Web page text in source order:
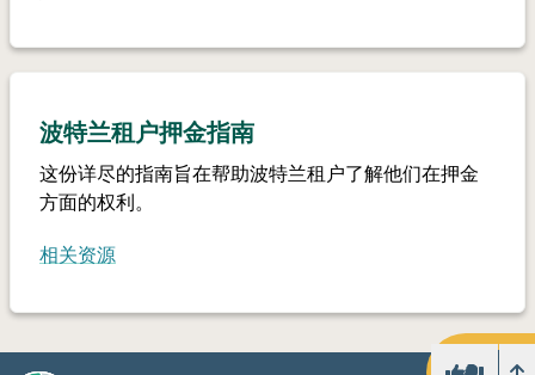
波特兰租户押金指南
这份详尽的指南旨在帮助波特兰租户了解他们在押金
方面的权利。
相关资源